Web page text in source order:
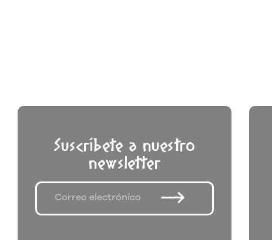
Suscríbete a nuestro
newsletter